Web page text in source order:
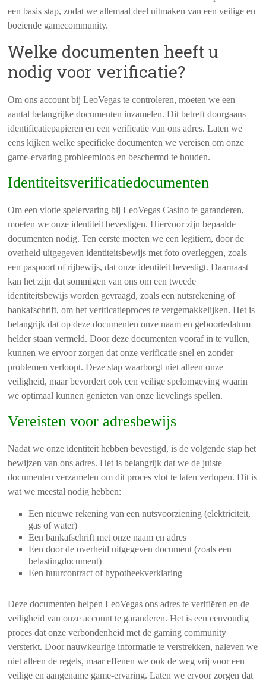
een basis stap, zodat we allemaal deel uitmaken van een veilige en
boeiende gamecommunity.
Welke documenten heeft u
nodig voor verificatie?
Om ons account bij LeoVegas te controleren, moeten we een
aantal belangrijke documenten inzamelen. Dit betreft doorgaans
identificatiepapieren en een verificatie van ons adres. Laten we
eens kijken welke specifieke documenten we vereisen om onze
game-ervaring probleemloos en beschermd te houden.
Identiteitsverificatiedocumenten
Om een vlotte spelervaring bij LeoVegas Casino te garanderen,
moeten we onze identiteit bevestigen. Hiervoor zijn bepaalde
documenten nodig. Ten eerste moeten we een legitiem, door de
overheid uitgegeven identiteitsbewijs met foto overleggen, zoals
een paspoort of rijbewijs, dat onze identiteit bevestigt. Daarnaast
kan het zijn dat sommigen van ons om een tweede
identiteitsbewijs worden gevraagd, zoals een nutsrekening of
bankafschrift, om het verificatieproces te vergemakkelijken. Het is
belangrijk dat op deze documenten onze naam en geboortedatum
helder staan vermeld. Door deze documenten vooraf in te vullen,
kunnen we ervoor zorgen dat onze verificatie snel en zonder
problemen verloopt. Deze stap waarborgt niet alleen onze
veiligheid, maar bevordert ook een veilige spelomgeving waarin
we optimaal kunnen genieten van onze lievelings spellen.
Vereisten voor adresbewijs
Nadat we onze identiteit hebben bevestigd, is de volgende stap het
bewijzen van ons adres. Het is belangrijk dat we de juiste
documenten verzamelen om dit proces vlot te laten verlopen. Dit is
wat we meestal nodig hebben:
Een nieuwe rekening van een nutsvoorziening (elektriciteit,
gas of water)
Een bankafschrift met onze naam en adres
Een door de overheid uitgegeven document (zoals een
belastingdocument)
Een huurcontract of hypotheekverklaring
Deze documenten helpen LeoVegas ons adres te verifiëren en de
veiligheid van onze account te garanderen. Het is een eenvoudig
proces dat onze verbondenheid met de gaming community
versterkt. Door nauwkeurige informatie te verstrekken, naleven we
niet alleen de regels, maar effenen we ook de weg vrij voor een
veilige en aangename game-ervaring. Laten we ervoor zorgen dat